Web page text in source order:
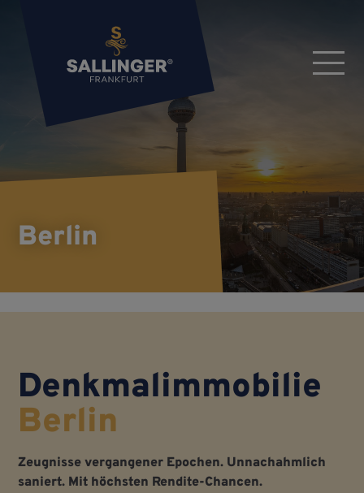
Berlin
Denkmalimmobilie
Berlin
Zeugnisse vergangener Epochen. Unnachahmlich
saniert. Mit höchsten Rendite-Chancen.